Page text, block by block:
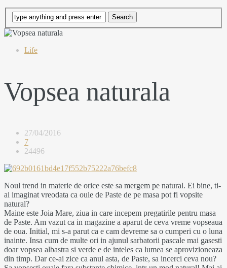
Life
Vopsea naturala
27/04/2016
7
24496
Noul trend in materie de orice este sa mergem pe natural. Ei bine, ti-
ai imaginat vreodata ca oule de Paste de pe masa pot fi vopsite
natural?
Maine este Joia Mare, ziua in care incepem pregatirile pentru masa
de Paste. Am vazut ca in magazine a aparut de ceva vreme vopseaua
de oua. Initial, mi s-a parut ca e cam devreme sa o cumperi cu o luna
inainte. Insa cum de multe ori in ajunul sarbatorii pascale mai gasesti
doar vopsea albastra si verde e de inteles ca lumea se aprovizioneaza
din timp. Dar ce-ai zice ca anul asta, de Paste, sa incerci ceva nou?